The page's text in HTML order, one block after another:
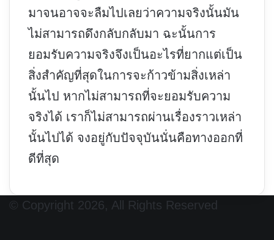
มาจนอาจจะลืมไปเลยว่าความจริงนั้นมัน
ไม่สามารถดึงกลับกลับมา ฉะนั้นการ
ยอมรับความจริงจึงเป็นอะไรที่ยากแต่เป็น
สิ่งสำคัญที่สุดในการจะก้าวข้ามสิ่งเหล่า
นั้นไป หากไม่สามารถที่จะยอมรับความ
จริงได้ เราก็ไม่สามารถผ่านเรื่องราวเหล่า
นั้นไปได้ จงอยู่กับปัจจุบันนั่นคือทางออกที่
ดีที่สุด
© Copyright 2026, All Rights Reserved